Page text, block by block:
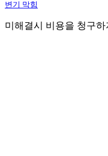
변기 막힘
미해결시 비용을 청구